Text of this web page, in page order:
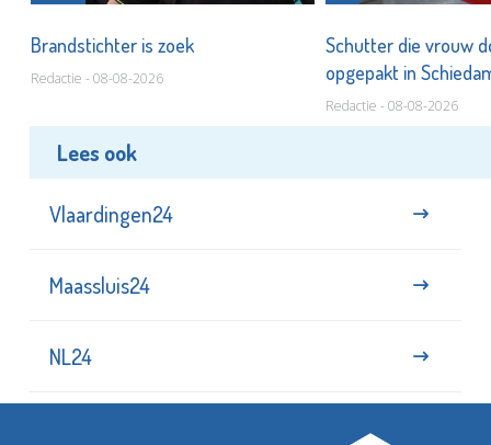
Brandstichter is zoek
Redactie - 08-08-2026
Schutter die vrouw
opgepakt in
Redactie - 08-08-2026
Lees ook
Vlaardingen24
Maassluis24
NL24